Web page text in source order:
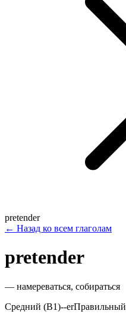
pretender
← Назад ко всем глаголам
pretender
— намереваться, собираться
Средний (B1)--erПравильный